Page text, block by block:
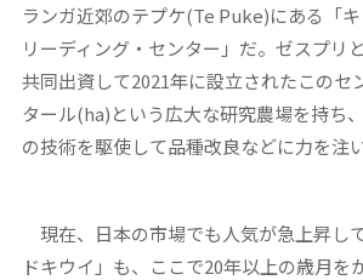
ランガ近郊のテプケ(Te Puke)にある「
リーディング・センター」だ。ゼスプリ
共同出資して2021年に設立されたこのセ
タール(ha)という広大な研究農場を持ち
の技術を駆使して品種改良などに力を注
現在、日本の市場でも人気が急上昇し
ドキウイ」も、ここで20年以上の歳月を